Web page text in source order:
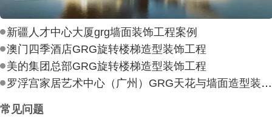
新疆人才中心大厦grg墙面装饰工程案例
澳门四季酒店GRG旋转楼梯造型装饰工程
美的集团总部GRG旋转楼梯造型装饰工程
罗浮宫家居艺术中心（广州）GRG天花与墙面造型装饰工程
常见问题